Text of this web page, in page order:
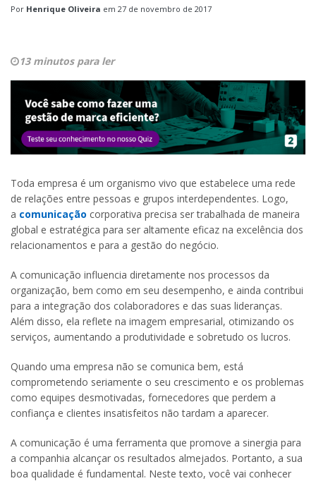
Por Henrique Oliveira em 27 de novembro de 2017
13 minutos para ler
Toda empresa é um organismo vivo que estabelece uma rede
de relações entre pessoas e grupos interdependentes. Logo,
a comunicação corporativa precisa ser trabalhada de maneira
global e estratégica para ser altamente eficaz na excelência dos
relacionamentos e para a gestão do negócio.
A comunicação influencia diretamente nos processos da
organização, bem como em seu desempenho, e ainda contribui
para a integração dos colaboradores e das suas lideranças.
Além disso, ela reflete na imagem empresarial, otimizando os
serviços, aumentando a produtividade e sobretudo os lucros.
Quando uma empresa não se comunica bem, está
comprometendo seriamente o seu crescimento e os problemas
como equipes desmotivadas, fornecedores que perdem a
confiança e clientes insatisfeitos não tardam a aparecer.
A comunicação é uma ferramenta que promove a sinergia para
a companhia alcançar os resultados almejados. Portanto, a sua
boa qualidade é fundamental. Neste texto, você vai conhecer